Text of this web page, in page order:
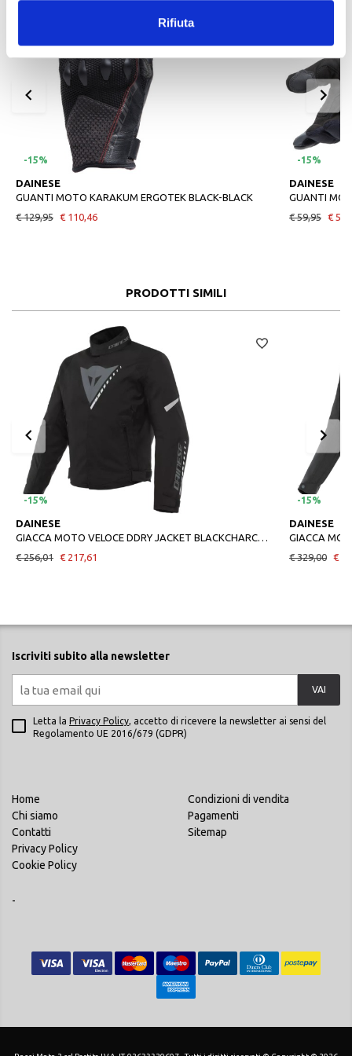
Rifiuta
-15%
DAINESE
GUANTI MOTO KARAKUM ERGOTEK BLACK-BLACK
€ 129,95 € 110,46
-15%
DAINESE
GUANTI
€ 59,95 €
PRODOTTI SIMILI
-15%
DAINESE
GIACCA MOTO VELOCE DDRY JACKET BLACKCHARCOALGRAYWHITE
€ 256,01 € 217,61
-15%
DAINESE
€ 329,00 €
Iscriviti subito alla newsletter
VAI
Letta la Privacy Policy, accetto di ricevere la newsletter ai sensi del
Regolamento UE 2016/679 (GDPR)
Home
Chi siamo
Contatti
Privacy Policy
Cookie Policy
Condizioni di vendita
Pagamenti
Sitemap
-